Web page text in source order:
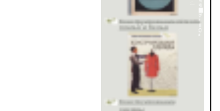
Учитесь шить и вязать
Головные уборы
Меховые головные уборы
Материалы
Исторический раздел
Одежда для кукол
Шьём животным
Рукоделие
платья и белья
Конструирование
одежды